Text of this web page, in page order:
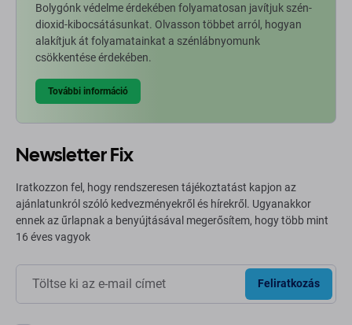
Bolygónk védelme érdekében folyamatosan javítjuk szén-
dioxid-kibocsátásunkat. Olvasson többet arról, hogyan
alakítjuk át folyamatainkat a szénlábnyomunk
csökkentése érdekében.
További információ
Newsletter Fix
Iratkozzon fel, hogy rendszeresen tájékoztatást kapjon az
ajánlatunkról szóló kedvezményekről és hírekről. Ugyanakkor
ennek az űrlapnak a benyújtásával megerősítem, hogy több mint
16 éves vagyok
Feliratkozás